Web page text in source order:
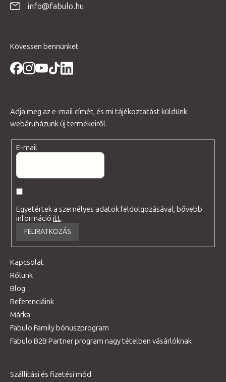
info@fabulo.hu
Kövessen bennünket
Adja meg az e-mail címét, és mi tájékoztatást küldünk
webáruházunk új termékeiről.
E-mail
Egyetértek a személyes adatok feldolgozásával, bővebb
információitt.
FELIRATKOZÁS
Kapcsolat
Rólunk
Blog
Referenciáink
Márka
Fabulo Family bónuszprogram
Fabulo B2B Partner program nagy tételben vásárlóknak
Szállítási és fizetési mód